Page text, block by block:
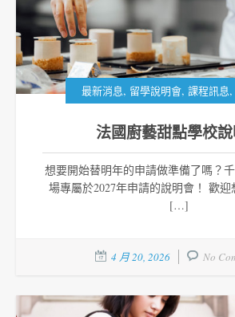
最新消息, 留學說明會, 課程訊息,
法國廚藝甜點學校
想要開始替明年的申請做準備了嗎？
場專屬於2027年申請的說明會！ 歡迎
[…]
4 月 20, 2026 No